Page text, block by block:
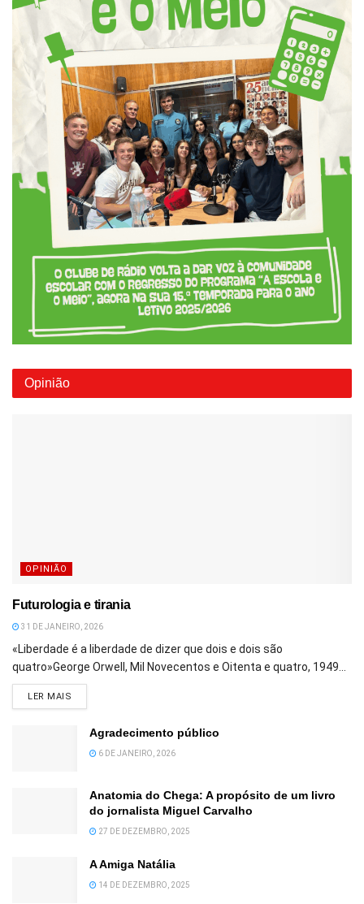
Opinião
OPINIÃO
Futurologia e tirania
31 DE JANEIRO, 2026
«Liberdade é a liberdade de dizer que dois e dois são
quatro»George Orwell, Mil Novecentos e Oitenta e quatro, 1949...
LER MAIS
Agradecimento público
6 DE JANEIRO, 2026
Anatomia do Chega: A propósito de um livro
do jornalista Miguel Carvalho
27 DE DEZEMBRO, 2025
A Amiga Natália
14 DE DEZEMBRO, 2025